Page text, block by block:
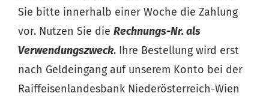
Sie bitte innerhalb einer Woche die Zahlung
vor. Nutzen Sie die Rechnungs-Nr. als
Verwendungszweck. Ihre Bestellung wird erst
nach Geldeingang auf unserem Konto bei der
Raiffeisenlandesbank Niederösterreich-Wien